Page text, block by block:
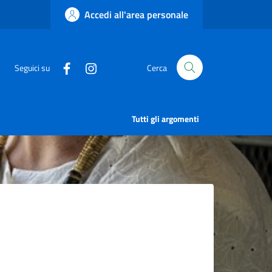
Accedi all'area personale
Seguici su Cerca
Tutti gli argomenti